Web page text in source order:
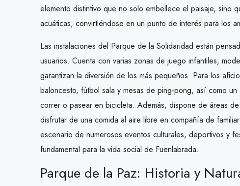
elemento distintivo que no solo embellece el paisaje, sino
acuáticas, convirtiéndose en un punto de interés para los
Las instalaciones del Parque de la Solidaridad están
usuarios. Cuenta con varias zonas de juego infantiles,
garantizan la diversión de los más pequeños. Para los
baloncesto, fútbol sala y mesas de ping-pong, así como
correr o pasear en bicicleta. Además, dispone de áreas
disfrutar de una comida al aire libre en compañía de
escenario de numerosos eventos culturales, deportivos y
fundamental para la vida social de Fuenlabrada.
Parque de la Paz: Historia y